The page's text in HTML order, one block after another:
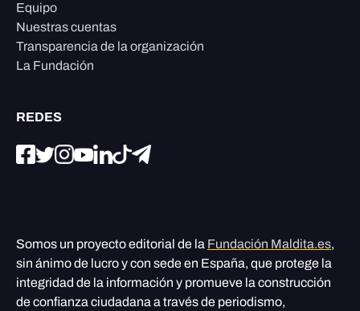
Equipo
Nuestras cuentas
Transparencia de la organización
La Fundación
REDES
Somos un proyecto editorial de la Fundación Maldita.es,
sin ánimo de lucro y con sede en España, que protege la
integridad de la información y promueve la construcción
de confianza ciudadana a través de periodismo,